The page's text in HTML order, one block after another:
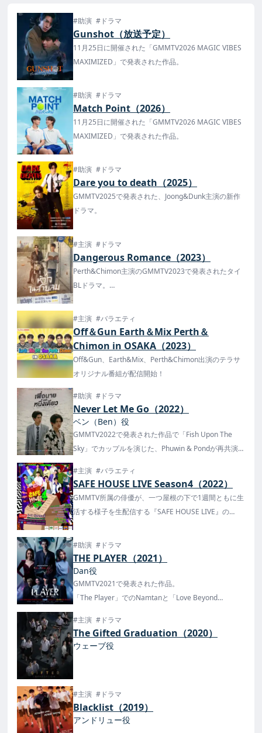
#助演 #ドラマ
Gunshot（放送予定）
11月25日に開催された「GMMTV2026 MAGIC VIBES
MAXIMIZED」で発表された作品。
#助演 #ドラマ
Match Point（2026）
11月25日に開催された「GMMTV2026 MAGIC VIBES
MAXIMIZED」で発表された作品。
#助演 #ドラマ
Dare you to death（2025）
GMMTV2025で発表された、Joong&Dunk主演の新作
ドラマ。
#主演 #ドラマ
Dangerous Romance（2023）
Perth&Chimon主演のGMMTV2023で発表されたタイ
BLドラマ。
#主演 #バラエティ
Off＆Gun Earth＆Mix Perth＆
Chimon in OSAKA（2023）
Off&Gun、Earth&Mix、Perth&Chimon出演のテラサ
オリジナル番組が配信開始！
#助演 #ドラマ
Never Let Me Go（2022）
ベン（Ben）役
GMMTV2022で発表された作品で「Fish Upon The
Sky」でカップルを演じた、Phuwin & Pondが再共演！
20:30から放送開始。
#主演 #バラエティ
SAFE HOUSE LIVE Season4（2022）
GMMTV所属の俳優が、一つ屋根の下で1週間ともに生
活する様子を生配信する『SAFE HOUSE LIVE』の
出演者は発表され、9月5日から配信が決定！
#助演 #ドラマ
THE PLAYER（2021）
Dan役
GMMTV2021で発表された作品。
「The Player」でのNamtanと「Love Beyond
っぷりです。
日本からTELASAで8/15(月)、9/1(木)0時に8話ずつ配
#主演 #ドラマ
The Gifted Graduation（2020）
ウェーブ役
#主演 #ドラマ
Blacklist（2019）
アンドリュー役